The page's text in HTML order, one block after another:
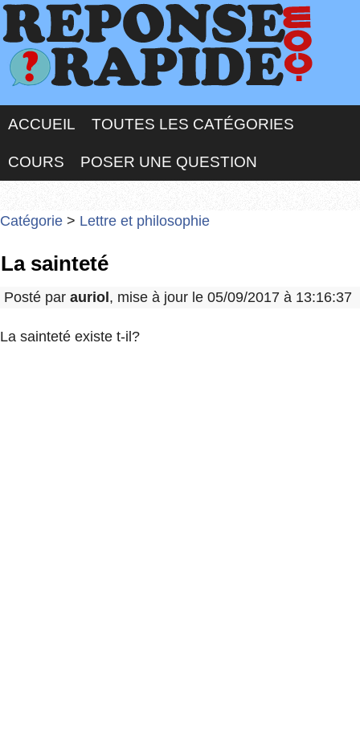
ACCUEIL TOUTES LES CATÉGORIES
COURS POSER UNE QUESTION
Catégorie > Lettre et philosophie
La sainteté
Posté par auriol , mise à jour le 05/09/2017 à 13:16:37
La sainteté existe t-il?